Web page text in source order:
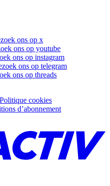
ons op x
ons op youtube
ons op instagram
ons op telegram
ons op threads
Politique cookies
d’abonnement